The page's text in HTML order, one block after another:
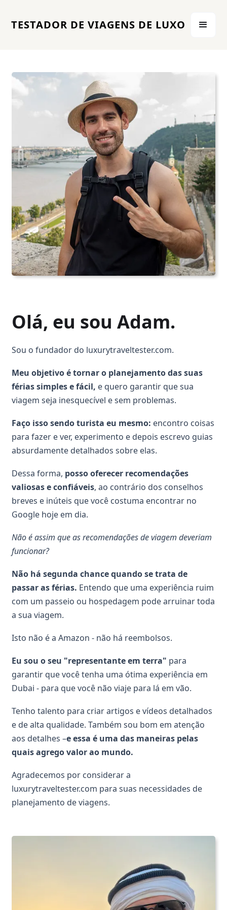
TESTADOR DE VIAGENS DE LUXO
Olá, eu sou Adam.
Sou o fundador do luxurytraveltester.com.
Meu objetivo é tornar o planejamento das suas
férias simples e fácil, e quero garantir que sua
viagem seja inesquecível e sem problemas.
Faço isso sendo turista eu mesmo: encontro coisas
para fazer e ver, experimento e depois escrevo guias
absurdamente detalhados sobre elas.
Dessa forma, posso oferecer recomendações
valiosas e confiáveis, ao contrário dos conselhos
breves e inúteis que você costuma encontrar no
Google hoje em dia.
Não é assim que as recomendações de viagem deveriam
funcionar?
Não há segunda chance quando se trata de
passar as férias. Entendo que uma experiência ruim
com um passeio ou hospedagem pode arruinar toda
a sua viagem.
Isto não é a Amazon - não há reembolsos.
Eu sou o seu "representante em terra" para
garantir que você tenha uma ótima experiência em
Dubai - para que você não viaje para lá em vão.
Tenho talento para criar artigos e vídeos detalhados
e de alta qualidade. Também sou bom em atenção
aos detalhes –e essa é uma das maneiras pelas
quais agrego valor ao mundo.
Agradecemos por considerar a
luxurytraveltester.com para suas necessidades de
planejamento de viagens.